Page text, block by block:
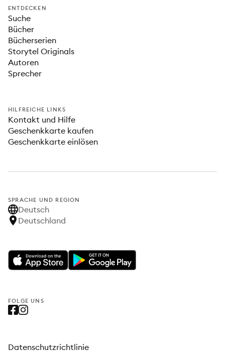
ENTDECKEN
Suche
Bücher
Bücherserien
Storytel Originals
Autoren
Sprecher
HILFREICHE LINKS
Kontakt und Hilfe
Geschenkkarte kaufen
Geschenkkarte einlösen
SPRACHE UND REGION
Deutsch
Deutschland
FOLGE UNS
Datenschutzrichtlinie